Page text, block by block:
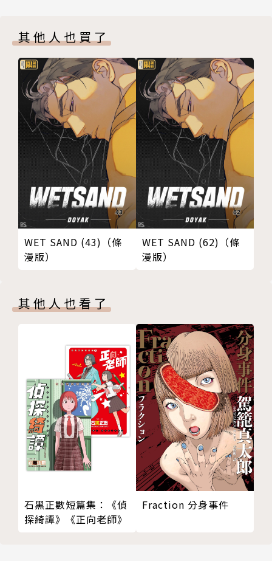
其他人也買了
WET SAND (43)（條
漫版）
WET SAND (62)（條
漫版）
其他人也看了
石黑正數短篇集：《偵
探綺譚》《正向老師》
Fraction 分身事件